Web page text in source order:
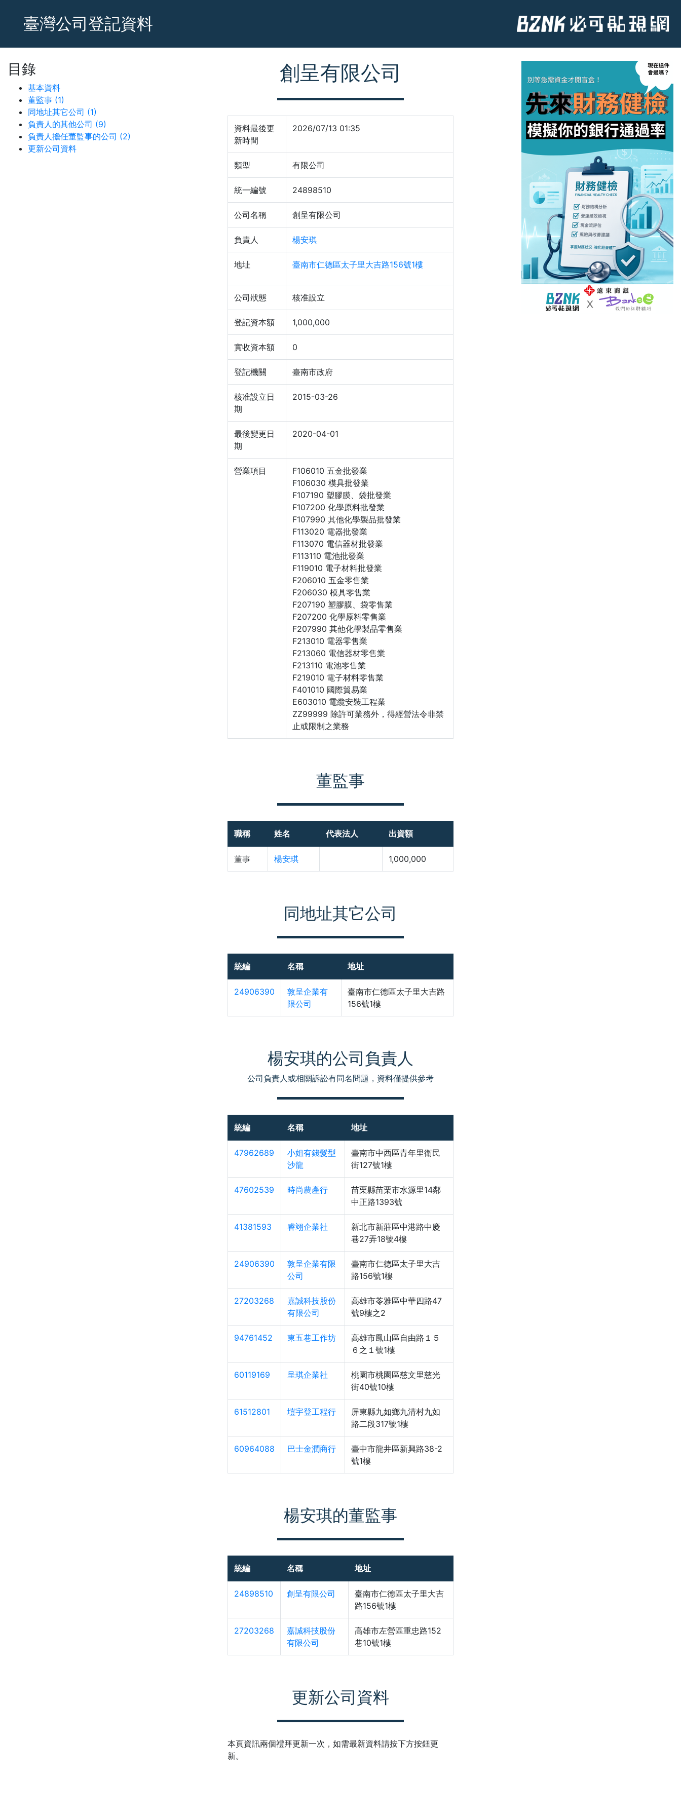
臺灣公司登記資料
目錄
基本資料
董監事 (1)
同地址其它公司 (1)
負責人的其他公司 (9)
負責人擔任董監事的公司 (2)
更新公司資料
創呈有限公司
資料最後更
新時間
2026/07/13 01:35
類型 有限公司
統一編號 24898510
公司名稱 創呈有限公司
負責人 楊安琪
地址 臺南市仁德區太子里大吉路156號1樓
公司狀態 核准設立
登記資本額 1,000,000
實收資本額 0
登記機關 臺南市政府
核准設立日
期
2015-03-26
最後變更日
期
2020-04-01
營業項目
F106010 五金批發業
F106030 模具批發業
F107190 塑膠膜、袋批發業
F107200 化學原料批發業
F107990 其他化學製品批發業
F113020 電器批發業
F113070 電信器材批發業
F113110 電池批發業
F119010 電子材料批發業
F206010 五金零售業
F206030 模具零售業
F207190 塑膠膜、袋零售業
F207200 化學原料零售業
F207990 其他化學製品零售業
F213010 電器零售業
F213060 電信器材零售業
F213110 電池零售業
F219010 電子材料零售業
F401010 國際貿易業
E603010 電纜安裝工程業
ZZ99999 除許可業務外，得經營法令非禁
止或限制之業務
董監事
職稱 姓名 代表法人 出資額
董事 楊安琪 1,000,000
同地址其它公司
統編 名稱 地址
24906390
敦呈企業有
限公司
臺南市仁德區太子里大吉路
156號1樓
楊安琪的公司負責人
公司負責人或相關訴訟有同名問題，資料僅提供參考
統編 名稱 地址
47962689
小姐有錢髮型
沙龍
臺南市中西區青年里衛民
街127號1樓
47602539 時尚農產行
苗栗縣苗栗市水源里14鄰
中正路1393號
41381593 睿翊企業社
新北市新莊區中港路中慶
巷27弄18號4樓
24906390
敦呈企業有限
公司
臺南市仁德區太子里大吉
路156號1樓
27203268
嘉誠科技股份
有限公司
高雄市苓雅區中華四路47
號9樓之2
94761452 東五巷工作坊
高雄市鳳山區自由路１５
６之１號1樓
60119169 呈琪企業社
桃園市桃園區慈文里慈光
街40號10樓
61512801 塏宇登工程行
屏東縣九如鄉九清村九如
路二段317號1樓
60964088 巴士金潤商行
臺中市龍井區新興路38-2
號1樓
楊安琪的董監事
統編 名稱 地址
24898510 創呈有限公司
臺南市仁德區太子里大吉
路156號1樓
27203268
嘉誠科技股份
有限公司
高雄市左營區重忠路152
巷10號1樓
更新公司資料
本頁資訊兩個禮拜更新一次，如需最新資料請按下方按鈕更
新。